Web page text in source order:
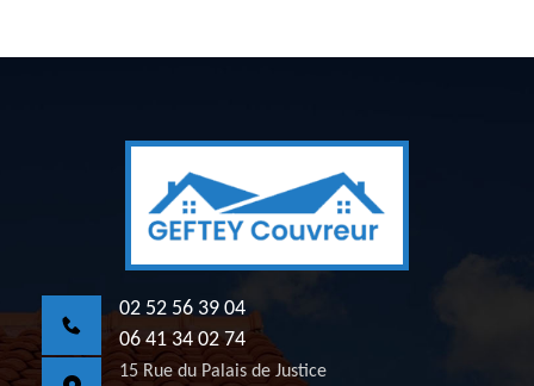
02 52 56 39 04
06 41 34 02 74
15 Rue du Palais de Justice